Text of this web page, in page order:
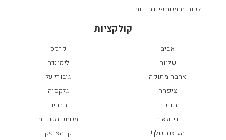
לקוחות משתפים חוויות
קולקציות
אביב
קרקס
שלווה
לימונדה
אהבה מתוקה
גיבורי על
ציפחה
גלקסיה
חד קרן
חברים
דינוזאור
משחק מכוניות
העיצוב שלך!
קו האופק